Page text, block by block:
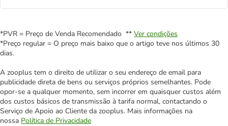
*PVR = Preço de Venda Recomendado ** Ver condições
*Preço regular = O preço mais baixo que o artigo teve nos últimos 30
dias.
A zooplus tem o direito de utilizar o seu endereço de email para
publicidade direta de bens ou serviços próprios semelhantes. Pode
opor-se a qualquer momento, sem incorrer em quaisquer custos além
dos custos básicos de transmissão à tarifa normal, contactando o
Serviço de Apoio ao Cliente da zooplus. Mais informações na
nossa Política de Privacidade